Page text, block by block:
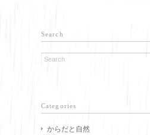
Search
Categories
からだと自然